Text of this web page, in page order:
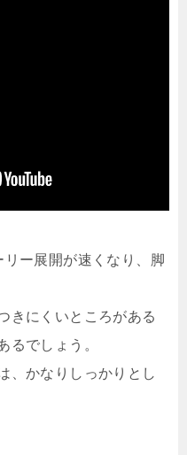
ー展開が速くなり、脚
きにくいところがある
るでしょう。
、かなりしっかりとし